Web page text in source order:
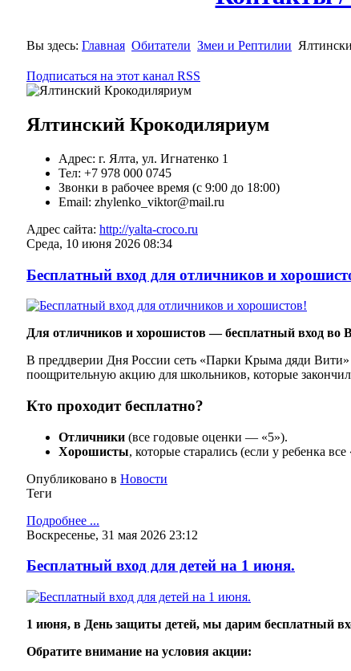
Вы здесь: Главная Обитатели Змеи и Рептилии
Подписаться на этот канал RSS
Ялтинский Крокодиляриум
Адрес: г. Ялта, ул. Игнатенко 1
Тел: +7 978 000 0745
Звонки в рабочее время (с 9:00 до 18:00)
Email: zhylenko_viktor@mail.ru
Адрес сайта: http://yalta-croco.ru
Среда, 10 июня 2026 08:34
Бесплатный вход для отличников и
Для отличников и хорошистов — бесплатный вход
В преддверии Дня России сеть «Парки Крыма дяди Вити»
поощрительную акцию для школьников, которые
Кто проходит бесплатно?
Отличники (все годовые оценки — «5»).
Хорошисты, которые старались (если у ребенка
Опубликовано в Новости
Теги
Подробнее ...
Воскресенье, 31 мая 2026 23:12
Бесплатный вход для детей на 1 июня.
1 июня, в День защиты детей, мы дарим бесплатный
Обратите внимание на условия акции: